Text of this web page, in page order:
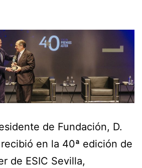
de Fundación, D.
en la 40ª edición de
de ESIC Sevilla,